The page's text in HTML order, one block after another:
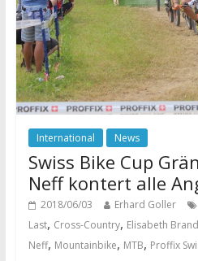
International News
Swiss Bike Cup
Neff kontert alle
2018/06/03 Erhard Goller
Last, Cross-Country, Elisabeth
Neff, Mountainbike, MTB, Proffix